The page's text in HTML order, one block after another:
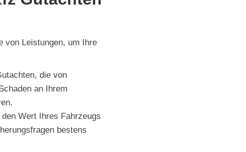
von Leistungen, um Ihre
die von
an Ihrem
Wert Ihres Fahrzeugs
bestens